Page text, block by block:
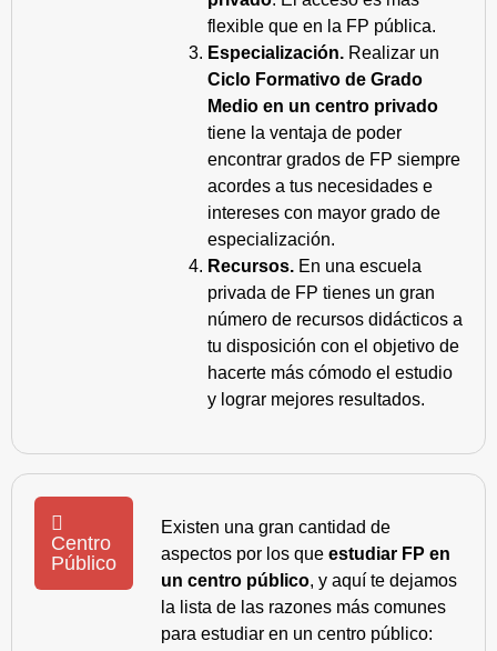
flexible que en la FP pública.
Especialización. Realizar un
Ciclo Formativo de Grado
Medio en un centro privado
tiene la ventaja de poder
encontrar grados de FP siempre
acordes a tus necesidades e
intereses con mayor grado de
especialización.
Recursos. En una escuela
privada de FP tienes un gran
número de recursos didácticos a
tu disposición con el objetivo de
hacerte más cómodo el estudio
y lograr mejores resultados.
Centro
Público
Existen una gran cantidad de
aspectos por los que estudiar FP en
un centro público, y aquí te dejamos
la lista de las razones más comunes
para estudiar en un centro público: